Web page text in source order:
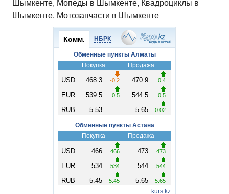
Шымкенте, Мопеды в Шымкенте, Квадроциклы в
Шымкенте, Мотозапчасти в Шымкенте